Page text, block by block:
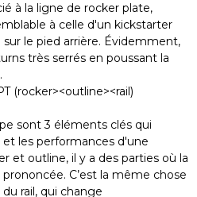
à la ligne de rocker plate,
à celle d'un kickstarter
le pied arrière. Évidemment,
très serrés en poussant la
(rocker><outline><rail)
sont 3 éléments clés qui
les performances d'une
et outline, il y a des parties où la
C’est la même chose
rail, qui change